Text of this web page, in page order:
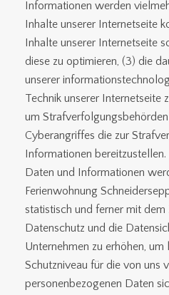
Informationen werden
Inhalte unserer Internetseite
Inhalte unserer Internetseite
diese zu optimieren, (3) die
unserer
Technik unserer Internetseite
um Strafverfolgungsbehörden
Cyberangriffes die zur
Informationen
Daten und Informationen
Ferienwohnung
statistisch und ferner mit
Datenschutz und die
Unternehmen zu erhöhen,
Schutzniveau für die von uns
personenbezogenen Daten